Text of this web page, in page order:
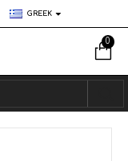
GREEK
0